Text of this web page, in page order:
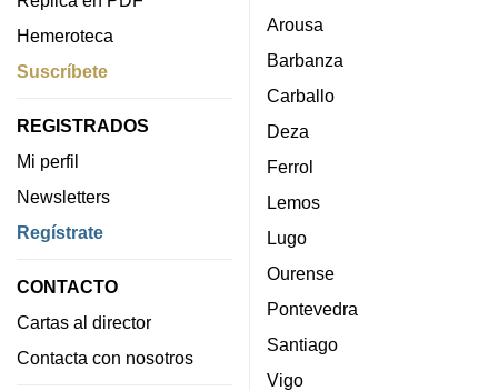
Hemeroteca
Suscríbete
REGISTRADOS
Mi perfil
Newsletters
Regístrate
CONTACTO
Cartas al director
Contacta con nosotros
Arousa
Barbanza
Carballo
Deza
Ferrol
Lemos
Lugo
Ourense
Pontevedra
Santiago
Vigo